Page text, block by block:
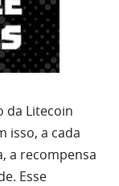
da Litecoin
isso, a cada
a recompensa
Esse